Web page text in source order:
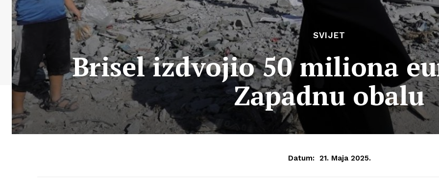
SVIJET
Brisel izdvojio 50 miliona
Zapadnu obalu
Datum: 21. Maja 2025.